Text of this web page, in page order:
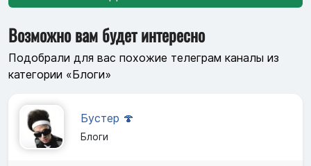
Возможно вам будет интересно
Подобрали для вас похожие телеграм каналы из
категории «Блоги»
Бустер 🍄
Блоги